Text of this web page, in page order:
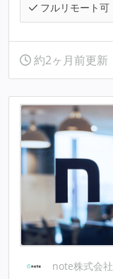
フルリモート可
約2ヶ月前更新
note株式会社